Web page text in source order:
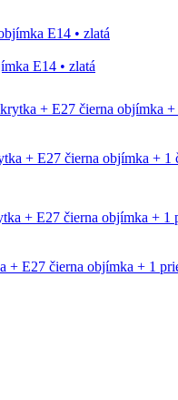
E14 • zlatá
+ E27 čierna objímka + 1
+ E27 čierna objímka + 1